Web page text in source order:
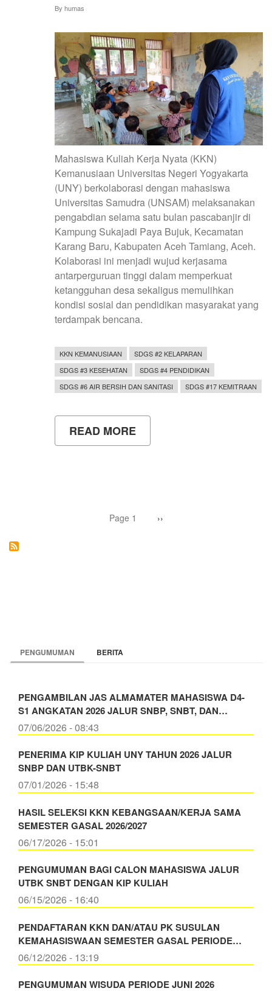
By humas
Mahasiswa Kuliah Kerja Nyata (KKN)
Kemanusiaan Universitas Negeri Yogyakarta
(UNY) berkolaborasi dengan mahasiswa
Universitas Samudra (UNSAM) melaksanakan
pengabdian selama satu bulan pascabanjir di
Kampung Sukajadi Paya Bujuk, Kecamatan
Karang Baru, Kabupaten Aceh Tamiang, Aceh.
Kolaborasi ini menjadi wujud kerjasama
antarperguruan tinggi dalam memperkuat
ketangguhan desa sekaligus memulihkan
kondisi sosial dan pendidikan masyarakat yang
terdampak bencana.
KKN KEMANUSIAAN
SDGS #2 KELAPARAN
SDGS #3 KESEHATAN
SDGS #4 PENDIDIKAN
SDGS #6 AIR BERSIH DAN SANITASI
SDGS #17 KEMITRAAN
READ MORE
KOLABORASI
KETANGGUHAN
Page 1 Next
››
PENGUMUMAN BERITA
PENGAMBILAN JAS ALMAMATER MAHASISWA D4-
S1 ANGKATAN 2026 JALUR SNBP, SNBT, DAN…
07/06/2026 - 08:43
PENERIMA KIP KULIAH UNY TAHUN 2026 JALUR
SNBP DAN UTBK-SNBT
07/01/2026 - 15:48
HASIL SELEKSI KKN KEBANGSAAN/KERJA SAMA
SEMESTER GASAL 2026/2027
06/17/2026 - 15:01
PENGUMUMAN BAGI CALON MAHASISWA JALUR
UTBK SNBT DENGAN KIP KULIAH
06/15/2026 - 16:40
PENDAFTARAN KKN DAN/ATAU PK SUSULAN
KEMAHASISWAAN SEMESTER GASAL PERIODE…
06/12/2026 - 13:19
PENGUMUMAN WISUDA PERIODE JUNI 2026